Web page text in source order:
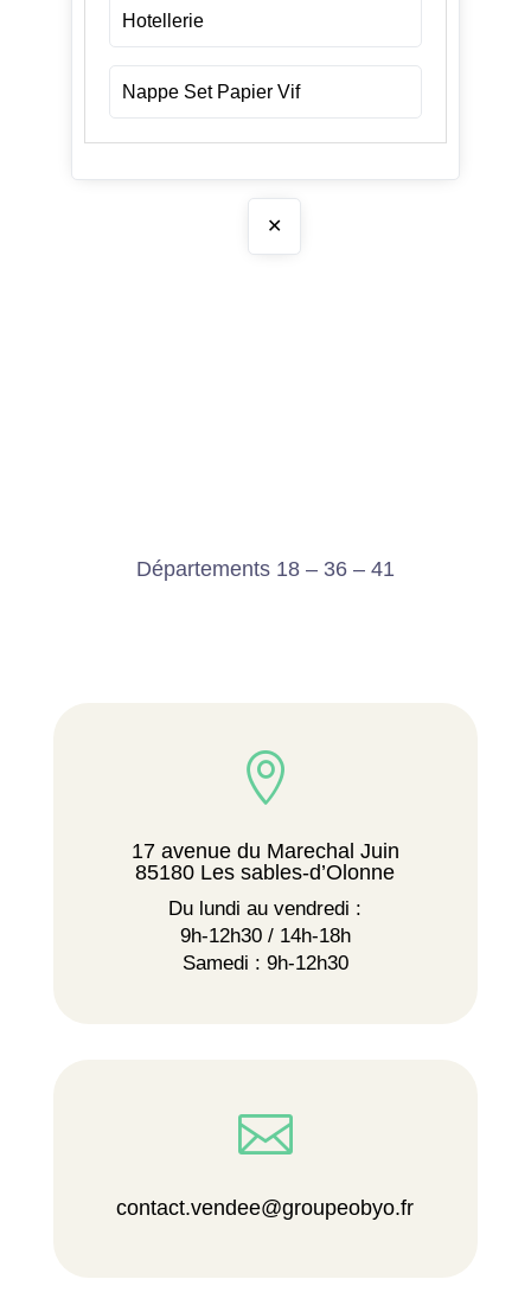
Hotellerie
Nappe Set Papier Vif
✕
Départements 18 – 36 – 41

17 avenue du Marechal Juin
85180 Les sables-d’Olonne
Du lundi au vendredi :
9h-12h30 / 14h-18h
Samedi : 9h-12h30

contact.vendee@groupeobyo.fr